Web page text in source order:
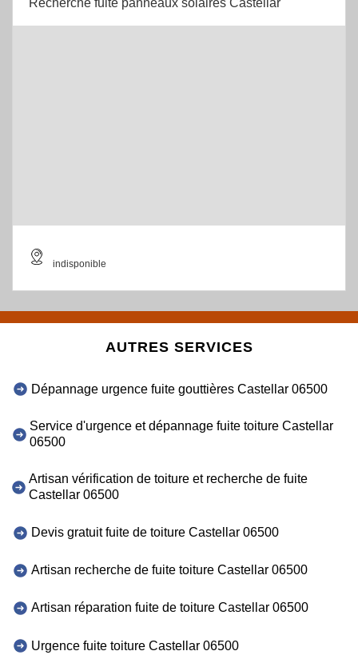
Recherche fuite panneaux solaires Castellar
indisponible
AUTRES SERVICES
Dépannage urgence fuite gouttières Castellar 06500
Service d'urgence et dépannage fuite toiture Castellar
06500
Artisan vérification de toiture et recherche de fuite
Castellar 06500
Devis gratuit fuite de toiture Castellar 06500
Artisan recherche de fuite toiture Castellar 06500
Artisan réparation fuite de toiture Castellar 06500
Urgence fuite toiture Castellar 06500